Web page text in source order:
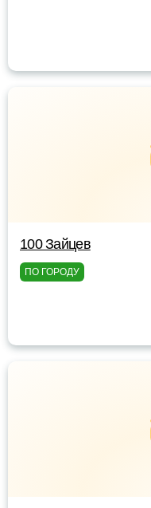
100 Зайцев
ПО ГОРОДУ